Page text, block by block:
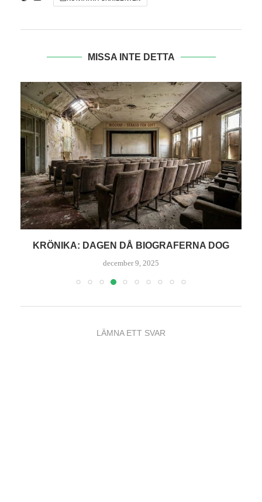
MISSA INTE DETTA
RECENSION: VI DÖR I NATT
oktober 21, 2025
LÄMNA ETT SVAR